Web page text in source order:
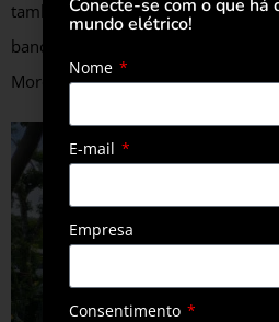
também é off grid. Portanto, gera
banco de baterias”, afirma o
Moro.
Conecte-se com o que há
mundo elétrico!
Nome
E-mail
Empresa
Consentimento